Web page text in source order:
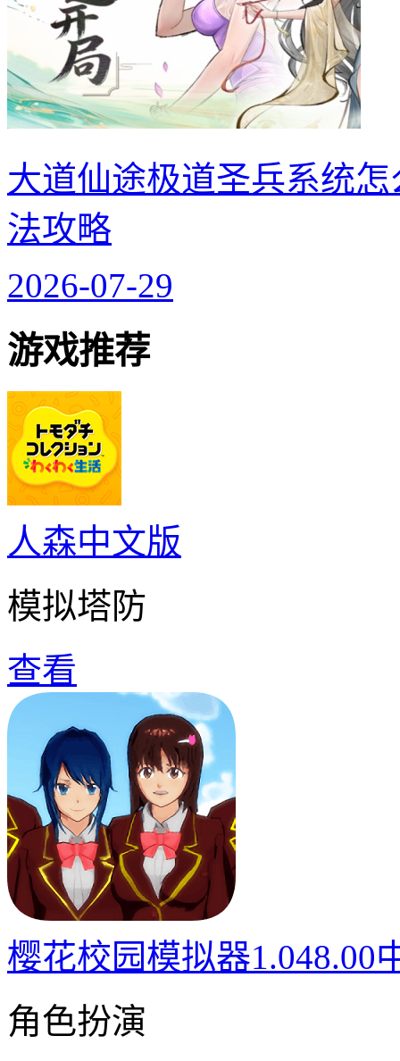
大道仙途极道圣兵系统
法攻略
2026-07-29
游戏推荐
人森中文版
模拟塔防
查看
樱花校园模拟器1.048.00
角色扮演